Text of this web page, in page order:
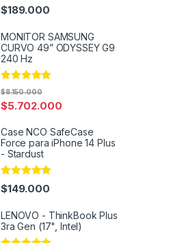
Rated 5.00
out of 5
$189.000
MONITOR SAMSUNG
CURVO 49” ODYSSEY G9
240 Hz
Rated 5.00
out of 5
$5.702.000
$8.150.000
Case NCO SafeCase
Force para iPhone 14 Plus
- Stardust
Rated 4.86
out of 5
$149.000
LENOVO - ThinkBook Plus
3ra Gen (17", Intel)